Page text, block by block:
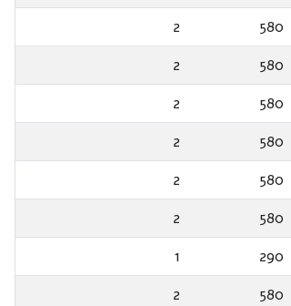
580
2
580
2
580
2
580
2
580
2
580
2
290
1
580
2